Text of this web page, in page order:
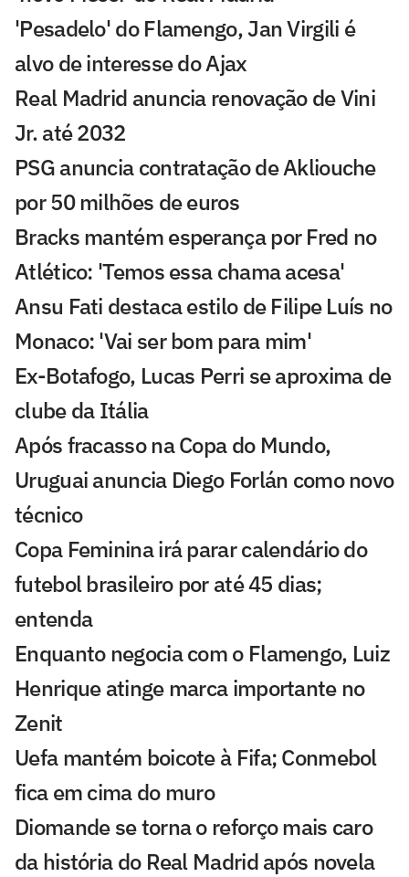
'Pesadelo' do Flamengo, Jan Virgili é
alvo de interesse do Ajax
Real Madrid anuncia renovação de Vini
Jr. até 2032
PSG anuncia contratação de Akliouche
por 50 milhões de euros
Bracks mantém esperança por Fred no
Atlético: 'Temos essa chama acesa'
Ansu Fati destaca estilo de Filipe Luís no
Monaco: 'Vai ser bom para mim'
Ex-Botafogo, Lucas Perri se aproxima de
clube da Itália
Após fracasso na Copa do Mundo,
Uruguai anuncia Diego Forlán como novo
técnico
Copa Feminina irá parar calendário do
futebol brasileiro por até 45 dias;
entenda
Enquanto negocia com o Flamengo, Luiz
Henrique atinge marca importante no
Zenit
Uefa mantém boicote à Fifa; Conmebol
fica em cima do muro
Diomande se torna o reforço mais caro
da história do Real Madrid após novela